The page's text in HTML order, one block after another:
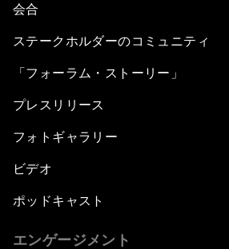
会合
ステークホルダーのコミュニティ
「フォーラム・ストーリー」
プレスリリース
フォトギャラリー
ビデオ
ポッドキャスト
エンゲージメント